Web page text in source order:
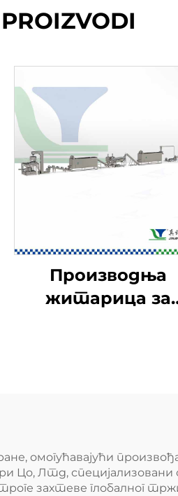
Производња
житарица за
омогућавајући
Лтд, специјализовани
захтеве глобалног